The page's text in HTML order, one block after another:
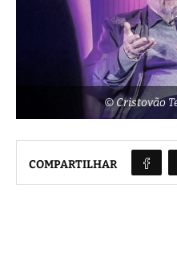
© Cristovão
COMPARTILHAR